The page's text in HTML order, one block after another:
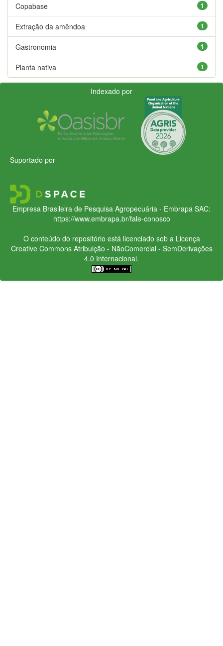
1
Copabase
1
Extração da amêndoa
1
Gastronomia
1
Planta nativa
Indexado por
Suportado por
Empresa Brasileira de Pesquisa Agropecuária - Embrapa SAC:
https://www.embrapa.br/fale-conosco
O conteúdo do repositório está licenciado sob a Licença
Creative CommonsAtribuição - NãoComercial - SemDerivações
4.0 Internacional.